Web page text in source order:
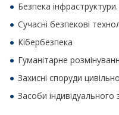
Безпека
Сучасні безпекові
Кібербезпека
Гуманітарне
Захисні споруди
Засоби індивідуального